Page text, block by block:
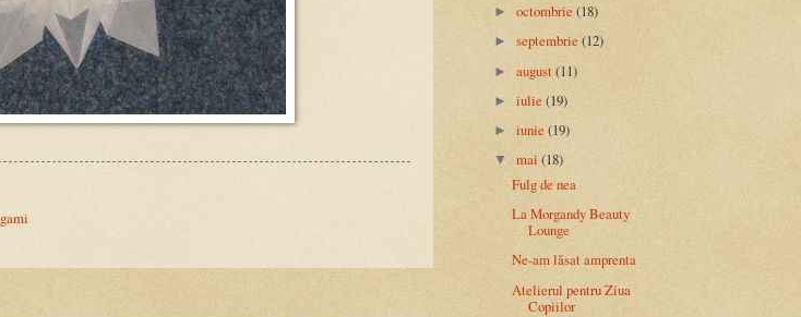
►octombrie(18)
►septembrie(12)
►august(11)
►iulie(19)
►iunie(19)
▼mai(18)
Fulg de nea
La Morgandy Beauty
Lounge
Ne-am lăsat amprenta
Atelierul pentru Ziua
Copiilor